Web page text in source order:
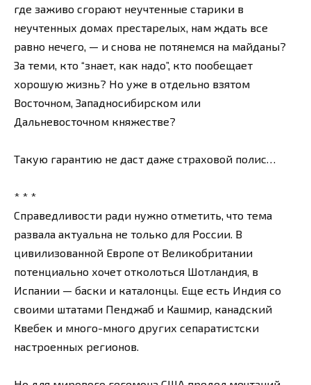
где заживо сгорают неучтенные старики в
неучтенных домах престарелых, нам ждать все
равно нечего, — и снова не потянемся на майданы?
За теми, кто “знает, как надо”, кто пообещает
хорошую жизнь? Но уже в отдельно взятом
Восточном, Западносибирском или
Дальневосточном княжестве?
Такую гарантию не даст даже страховой полис…
* * *
Справедливости ради нужно отметить, что тема
развала актуальна не только для России. В
цивилизованной Европе от Великобритании
потенциально хочет отколоться Шотландия, в
Испании — баски и каталонцы. Еще есть Индия со
своими штатами Пенджаб и Кашмир, канадский
Квебек и много-много других сепаратистски
настроенных регионов.